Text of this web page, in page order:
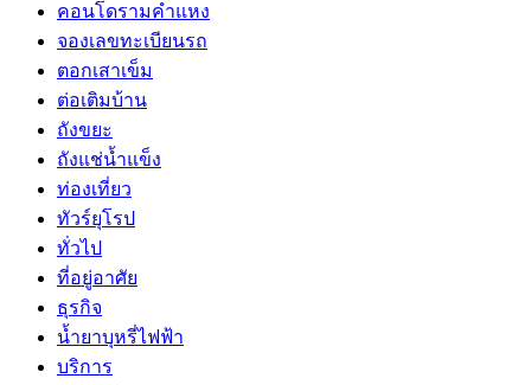
คอนโดรามคำแหง
จองเลขทะเบียนรถ
ตอกเสาเข็ม
ต่อเติมบ้าน
ถังขยะ
ถังแช่น้ำแข็ง
ท่องเที่ยว
ทัวร์ยุโรป
ทั่วไป
ที่อยู่อาศัย
ธุรกิจ
น้ำยาบุหรี่ไฟฟ้า
บริการ